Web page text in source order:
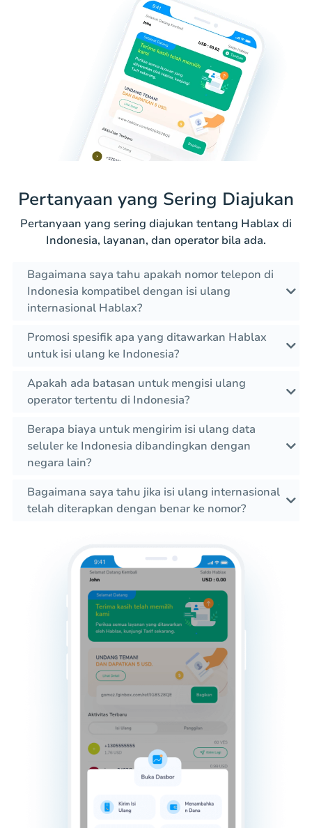
Pertanyaan yang Sering Diajukan
Pertanyaan yang sering diajukan tentang Hablax di
Indonesia, layanan, dan operator bila ada.
Bagaimana saya tahu apakah nomor telepon di
Indonesia kompatibel dengan isi ulang
internasional Hablax?
Promosi spesifik apa yang ditawarkan Hablax
untuk isi ulang ke Indonesia?
Apakah ada batasan untuk mengisi ulang
operator tertentu di Indonesia?
Berapa biaya untuk mengirim isi ulang data
seluler ke Indonesia dibandingkan dengan
negara lain?
Bagaimana saya tahu jika isi ulang internasional
telah diterapkan dengan benar ke nomor?